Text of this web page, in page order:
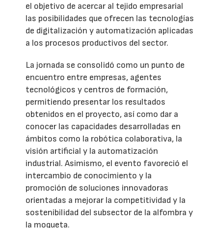
el objetivo de acercar al tejido empresarial
las posibilidades que ofrecen las tecnologías
de digitalización y automatización aplicadas
a los procesos productivos del sector.
La jornada se consolidó como un punto de
encuentro entre empresas, agentes
tecnológicos y centros de formación,
permitiendo presentar los resultados
obtenidos en el proyecto, así como dar a
conocer las capacidades desarrolladas en
ámbitos como la robótica colaborativa, la
visión artificial y la automatización
industrial. Asimismo, el evento favoreció el
intercambio de conocimiento y la
promoción de soluciones innovadoras
orientadas a mejorar la competitividad y la
sostenibilidad del subsector de la alfombra y
la moqueta.